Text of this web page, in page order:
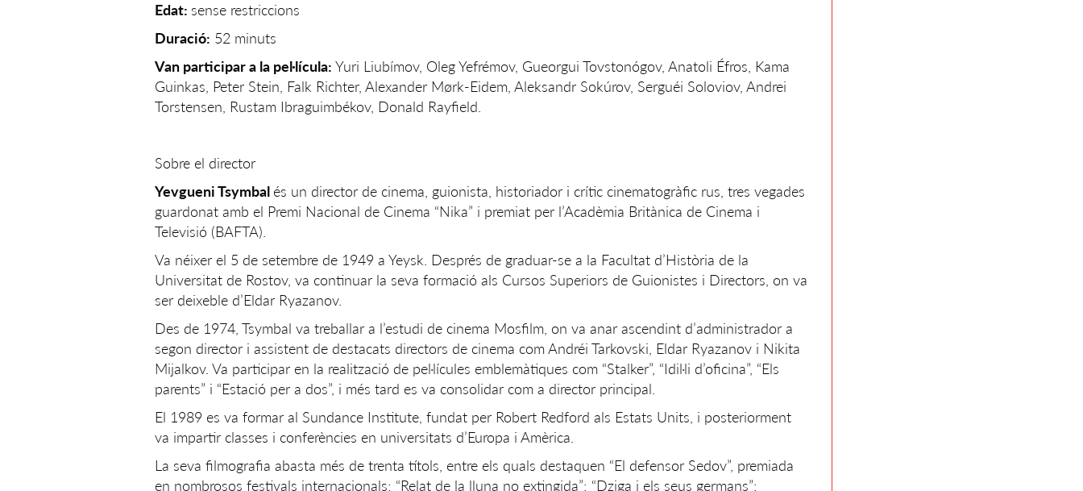
Edat: sense restriccions
Duració: 52 minuts
Van participar a la pel·lícula: Yuri Liubímov, Oleg Yefrémov, Gueorgui Tovstonógov, Anatoli Éfros, Kama
Guinkas, Peter Stein, Falk Richter, Alexander Mørk-Eidem, Aleksandr Sokúrov, Serguéi Soloviov, Andrei
Torstensen, Rustam Ibraguimbékov, Donald Rayfield.
Sobre el director
Yevgueni Tsymbal és un director de cinema, guionista, historiador i crític cinematogràfic rus, tres vegades
guardonat amb el Premi Nacional de Cinema “Nika” i premiat per l’Acadèmia Britànica de Cinema i
Televisió (BAFTA).
Va néixer el 5 de setembre de 1949 a Yeysk. Després de graduar-se a la Facultat d’Història de la
Universitat de Rostov, va continuar la seva formació als Cursos Superiors de Guionistes i Directors, on va
ser deixeble d’Eldar Ryazanov.
Des de 1974, Tsymbal va treballar a l’estudi de cinema Mosfilm, on va anar ascendint d’administrador a
segon director i assistent de destacats directors de cinema com Andréi Tarkovski, Eldar Ryazanov i Nikita
Mijalkov. Va participar en la realització de pel·lícules emblemàtiques com “Stalker”, “Idil·li d’oficina”, “Els
parents” i “Estació per a dos”, i més tard es va consolidar com a director principal.
El 1989 es va formar al Sundance Institute, fundat per Robert Redford als Estats Units, i posteriorment
va impartir classes i conferències en universitats d’Europa i Amèrica.
La seva filmografia abasta més de trenta títols, entre els quals destaquen “El defensor Sedov”, premiada
en nombrosos festivals internacionals; “Relat de la lluna no extingida”; “Dziga i els seus germans”;